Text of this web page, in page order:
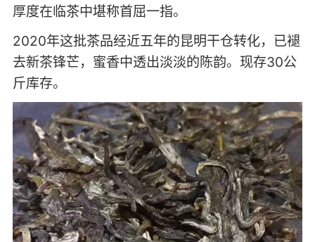
厚度在临茶中堪称首屈一指。
2020年这批茶品经近五年的昆明干仓转化，已褪
去新茶锋芒，蜜香中透出淡淡的陈韵。现存30公
斤库存。